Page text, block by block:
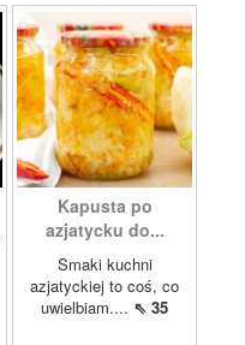
Kapusta po
azjatycku do...
Smaki kuchni
azjatyckiej to coś, co
uwielbiam.... ⇖ 35